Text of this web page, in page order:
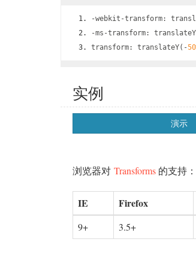
-webkit -transform:
-ms -transform: translateY
transform: translateY(-50
实例
演示
浏览器对 Transforms 的支持：
IE Firefox
9+ 3.5+